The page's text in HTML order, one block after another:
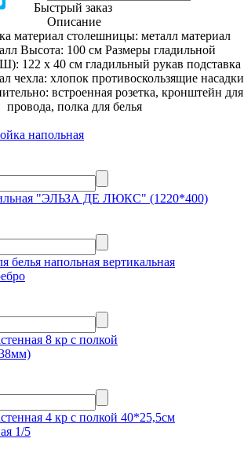
Быстрый заказ
Описание
материал столешницы: металл материал
Высота: 100 см Размеры гладильной
122 x 40 см гладильный рукав подставка
чехла: хлопок противоскользящие насадки
встроенная розетка, кронштейн для
провода, полка для белья
напольная
"ЭЛЬЗА ДЕ ЛЮКС" (1220*400)
белья напольная вертикальная
8 кр с полкой
4 кр с полкой 40*25,5см
1/5